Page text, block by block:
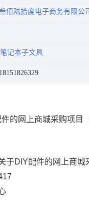
佰陆拾度电子商务有限公
笔记本子文具
的网上商城采购项目
于DIY配件的网上商城